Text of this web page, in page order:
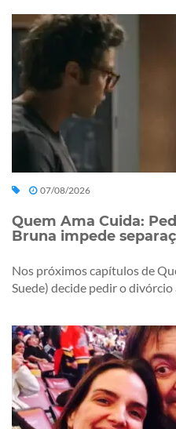
07/08/2026
Quem Ama Cuida:
Bruna impede
Nos próximos capítulos de
Suede) decide pedir o divórcio